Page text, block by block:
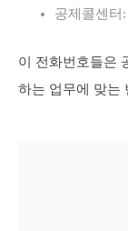
공제콜센터
이 전화번호들은
하는 업무에 맞는